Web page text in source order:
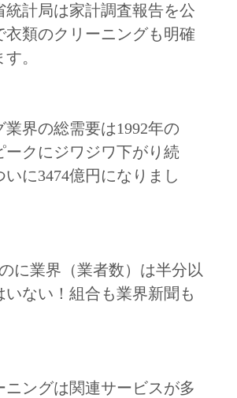
統計局は家計調査報告を公
衣類のクリーニングも明確
。
業界の総需要は1992年の
ークにジワジワ下がり続
いに3474億円になりまし
に業界（業者数）は半分以
いない！組合も業界新聞も
ニングは関連サービスが多